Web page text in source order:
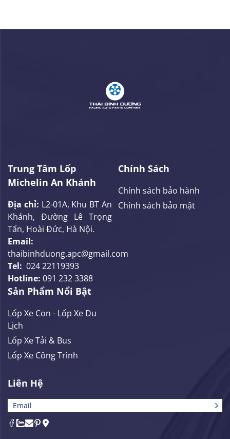
Trung Tâm Lốp
Michelin An Khánh
Địa chỉ: L2-01A, Khu BT An
Khánh, Đường Lê Trọng
Tấn, Hoài Đức, Hà Nội.
Email:
thaibinhduong.apc@gmail.com
Tel: 024 22119393
Hotline: 091 232 3388
Chính Sách
Chính sách bảo hành
Chính sách bảo mật
Sản Phẩm Nổi Bật
Lốp Xe Con - Lốp Xe Du
Lịch
Lốp Xe Tải & Bus
Lốp Xe Công Trình
Liên Hệ